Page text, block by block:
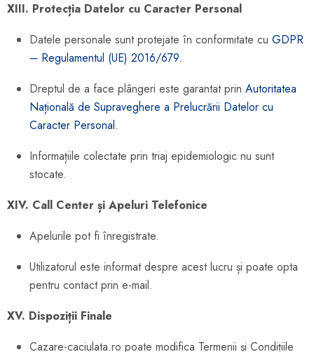
XIII. Protecția Datelor cu Caracter Personal
Datele personale sunt protejate în conformitate cu GDPR
– Regulamentul (UE) 2016/679.
Dreptul de a face plângeri este garantat prin Autoritatea
Națională de Supraveghere a Prelucrării Datelor cu
Caracter Personal.
Informațiile colectate prin triaj epidemiologic nu sunt
stocate.
XIV. Call Center și Apeluri Telefonice
Apelurile pot fi înregistrate.
Utilizatorul este informat despre acest lucru și poate opta
pentru contact prin e-mail.
XV. Dispoziții Finale
Cazare-caciulata.ro poate modifica Termenii și Condițiile